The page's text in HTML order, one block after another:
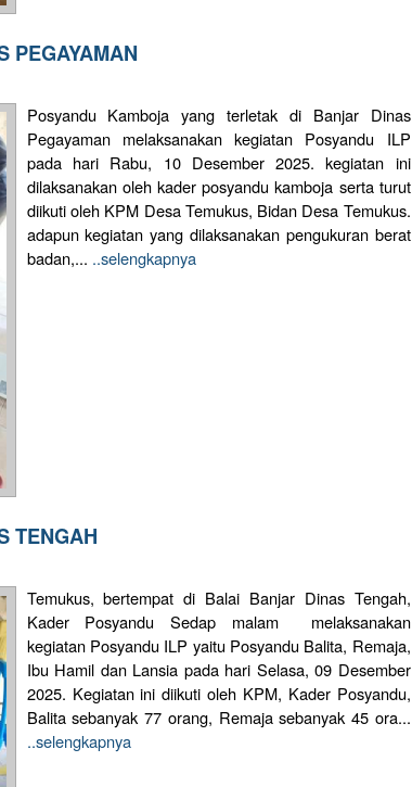
PEGAYAMAN
Posyandu Kamboja yang terletak di Banjar Dinas
Pegayaman melaksanakan kegiatan Posyandu ILP
pada hari Rabu, 10 Desember 2025. kegiatan ini
dilaksanakan oleh kader posyandu kamboja serta turut
diikuti oleh KPM Desa Temukus, Bidan Desa Temukus.
adapun kegiatan yang dilaksanakan pengukuran berat
badan,... ..selengkapnya
TENGAH
Temukus, bertempat di Balai Banjar Dinas Tengah,
Kader Posyandu Sedap malam melaksanakan
kegiatan Posyandu ILP yaitu Posyandu Balita, Remaja,
Ibu Hamil dan Lansia pada hari Selasa, 09 Desember
2025. Kegiatan ini diikuti oleh KPM, Kader Posyandu,
Balita sebanyak 77 orang, Remaja sebanyak 45 ora...
..selengkapnya